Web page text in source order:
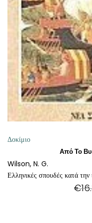
ΠΡΟΣΘΉΚΗ ΣΤΟ
Δοκίμιο
Από Το
Wilson, N. G.
Ελληνικές σπουδές κατά την
€